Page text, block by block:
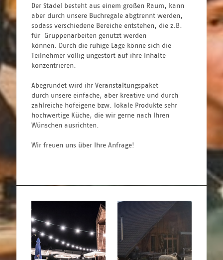
Der Stadel besteht aus einem großen Raum, kann
aber durch unsere Buchregale abgtrennt werden,
sodass verschiedene Bereiche entstehen, die z.B.
für  Gruppenarbeiten genutzt werden
können. Durch die ruhige Lage könne sich die
Teilnehmer völlig ungestört auf ihre Inhalte
konzentrieren.
Abegrundet wird ihr Veranstaltungspaket
durch unsere einfache, aber kreative und durch
zahlreiche hofeigene bzw. lokale Produkte sehr
hochwertige Küche, die wir gerne nach Ihren
Wünschen ausrichten.
Wir freuen uns über Ihre Anfrage!